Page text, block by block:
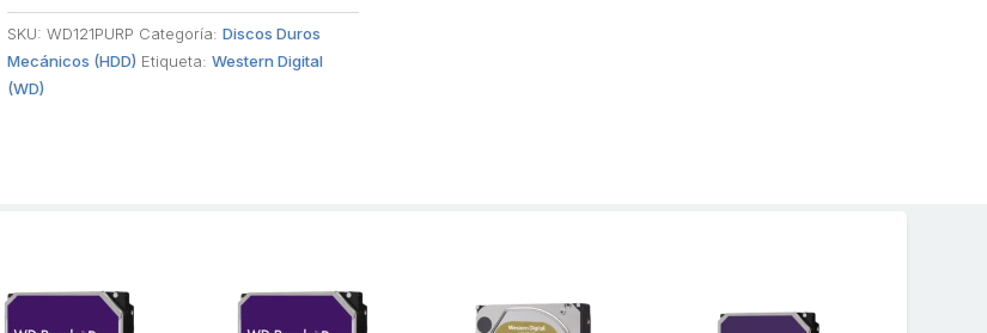
SKU: WD121PURP Categoría: Discos Duros
Mecánicos (HDD) Etiqueta: Western Digital
(WD)